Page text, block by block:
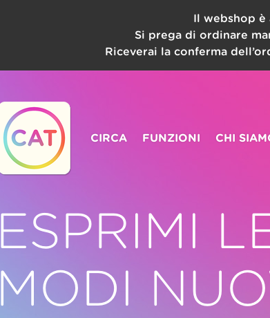
Il webshop
Si prega di ordinare
Riceverai la conferma
CIRCA FUNZIONI CHI
ESPRIMI
MODI